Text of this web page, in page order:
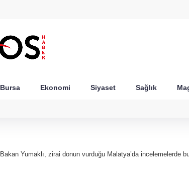
Bursa Ekonomi Siyaset Sağlık
Bakan Yumaklı, zirai donun vurduğu Malatya’da incelemelerde